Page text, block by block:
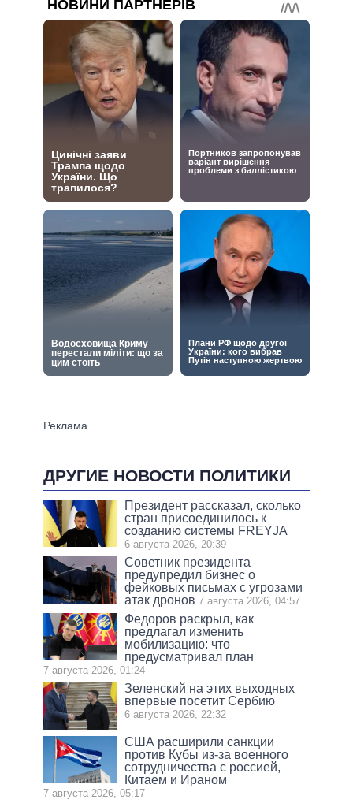
ДРУГИЕ НОВОСТИ ПОЛИТИКИ
Президент рассказал, сколько
стран присоединилось к
созданию системы FREYJA
6 августа 2026, 20:39
Советник президента
предупредил бизнес о
фейковых письмах с угрозами
атак дронов 7 августа 2026, 04:57
Федоров раскрыл, как
предлагал изменить
мобилизацию: что
предусматривал план
7 августа 2026, 01:24
Зеленский на этих выходных
впервые посетит Сербию
6 августа 2026, 22:32
США расширили санкции
против Кубы из-за военного
сотрудничества с россией,
Китаем и Ираном
7 августа 2026, 05:17